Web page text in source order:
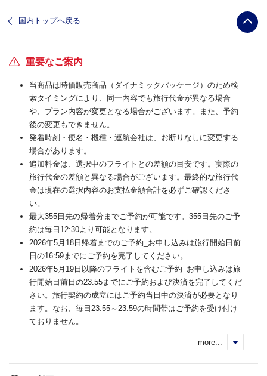
国内トップへ戻る
重要なご案内
当商品は時価販売商品（ダイナミックパッケージ）のため検
索タイミングにより、同一内容でも旅行代金が異なる場合
や、プラン内容が変更となる場合がございます。また、予約
後の変更もできません。
発着時刻・便名・機種・運航会社は、お断りなしに変更する
場合があります。
追加料金は、選択中のフライトとの差額の目安です。実際の
旅行代金の差額と異なる場合がございます。最終的な旅行代
金は現在の選択内容のお支払金額合計を必ずご確認くださ
い。
最大355日先の帰着分までご予約が可能です。355日先のご予
約は毎日12:30より可能となります。
2026年5月18日帰着までのご予約_お申し込みは旅行開始日前
日の16:59までにご予約を完了してください。
2026年5月19日以降のフライトを含むご予約_お申し込みは旅
行開始日前日の23:55までにご予約および決済を完了してくだ
さい。旅行契約の成立にはご予約当日中の決済が必要となり
ます。なお、毎日23:55～23:59の時間帯はご予約を受け付け
ておりません。
more...